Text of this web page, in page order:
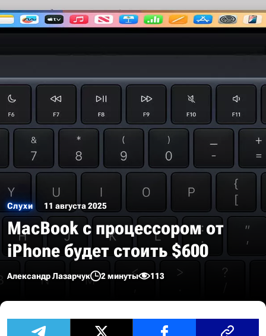
Слухи 11 августа 2025
MacBook с процессором от
iPhone будет стоить $600
Александр Лазарчук 2 минуты 113